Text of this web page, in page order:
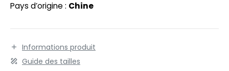
OF THE LOOM
OF THE LOOM VINTAGE
Pays d’origine : Chine
Informations produit
Guide des tailles